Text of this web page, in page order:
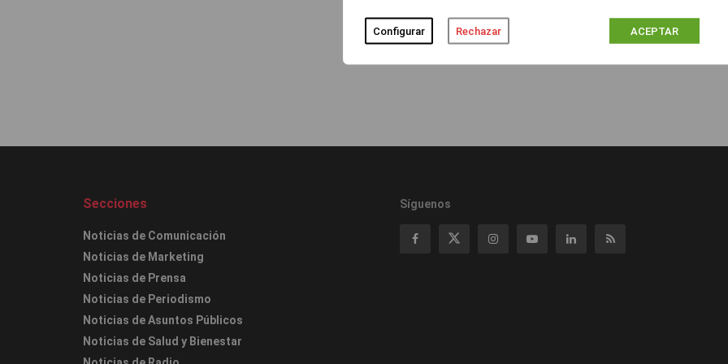
Configurar Rechazar ACEPTAR
Secciones
Noticias de Comunicación
Noticias de Marketing
Noticias de Prensa
Noticias de Periodismo
Noticias de Asuntos Públicos
Noticias de Salud y Bienestar
Síguenos